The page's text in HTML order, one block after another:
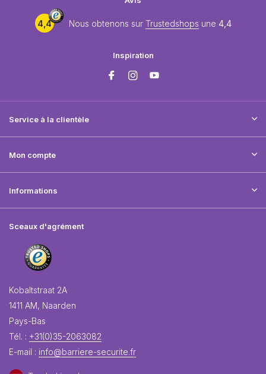
4,4 Nous obtenons sur Trustedshops une 4,4
Inspiration
Service à la clientèle
Mon compte
Informations
Sceaux d'agrément
Kobaltstraat 2A
1411 AM, Naarden
Pays-Bas
Tél. : +31(0)35-2063082
E-mail : info@barriere-securite.fr